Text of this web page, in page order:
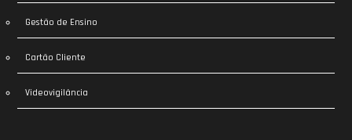
Gestão de Ensino
Cartão Cliente
Videovigilância